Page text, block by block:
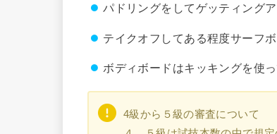
パドリングをしてゲッティングア
テイクオフしてある程度サーフ
ボディボードはキッキングを使
4級から５級の審査について